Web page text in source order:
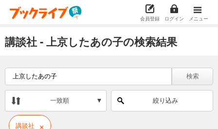
会員登録 ログイン メニュー
講談社 - 上京したあの子の検索結果
検索
一致順 絞り込み
講談社 ×